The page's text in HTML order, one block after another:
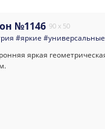
№1146 90 x 50
#яркие #универсальные